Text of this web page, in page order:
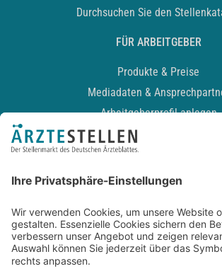
Durchsuchen Sie den
FÜR ARBEITGEBER
Produkte & Preise
Mediadaten &
Arbeitgeberprofil anlegen
Recruiting-Podcast
Kontakt
Datenschutz
Newsletter